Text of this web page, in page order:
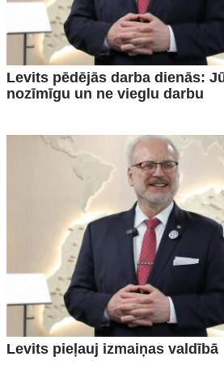
Levits pēdējās darba dienās:
nozīmīgu un ne vieglu darbu
Levits pieļauj izmaiņas valdībā